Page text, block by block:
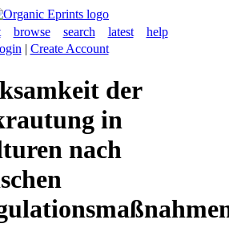
browse search latest
help
| Create Account
der
in
nach